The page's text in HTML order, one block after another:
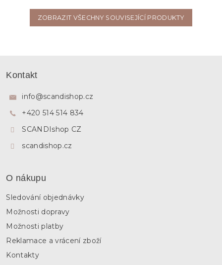
ZOBRAZIT VŠECHNY SOUVISEJÍCÍ PRODUKTY
Kontakt
info@scandishop.cz
+420 514 514 834
SCANDIshop CZ
scandishop.cz
O nákupu
Sledování objednávky
Možnosti dopravy
Možnosti platby
Reklamace a vrácení zboží
Kontakty